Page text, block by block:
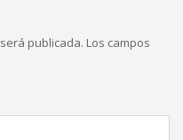
publicada. Los campos